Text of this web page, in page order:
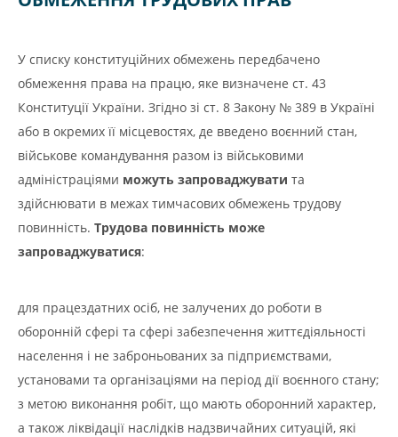
У списку конституційних обмежень передбачено
обмеження права на працю, яке визначене ст. 43
Конституції України. Згідно зі ст. 8 Закону № 389 в Україні
або в окремих її місцевостях, де введено воєнний стан,
військове командування разом із військовими
адміністраціями можуть запроваджувати та
здійснювати в межах тимчасових обмежень трудову
повинність. Трудова повинність може
запроваджуватися:
для працездатних осіб, не залучених до роботи в
оборонній сфері та сфері забезпечення життєдіяльності
населення і не заброньованих за підприємствами,
установами та організаціями на період дії воєнного стану;
з метою виконання робіт, що мають оборонний характер,
а також ліквідації наслідків надзвичайних ситуацій, які